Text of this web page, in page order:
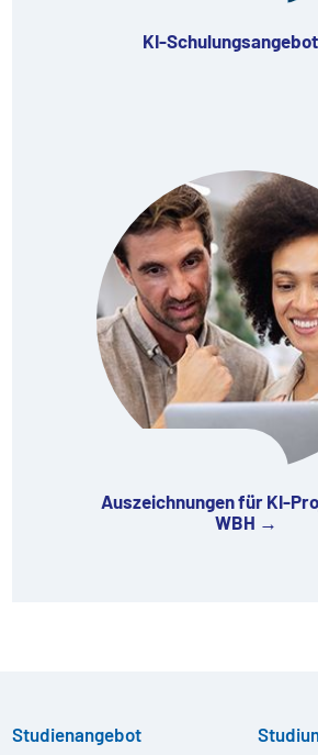
KI-
Auszeichnungen für KI-
WBH →
Studienangebot